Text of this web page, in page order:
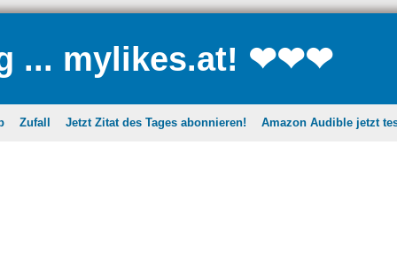
... mylikes.at! ❤❤❤
Zufall Jetzt Zitat des Tages abonnieren! Amazon Audible jetzt